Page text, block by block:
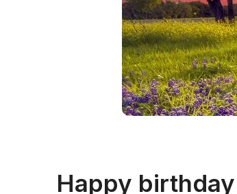
Happy